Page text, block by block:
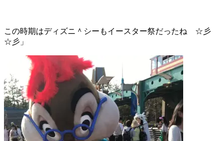
この時期はディズニ＾シーもイースター祭だったね ☆彡
☆彡」